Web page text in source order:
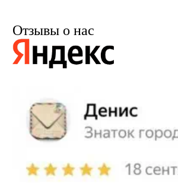
Отзывы о нас